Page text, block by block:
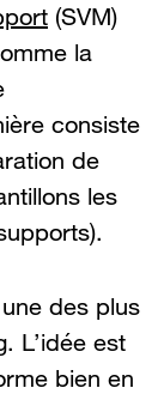
(SVM)
la
consiste
de
les
des plus
L’idée est
bien en